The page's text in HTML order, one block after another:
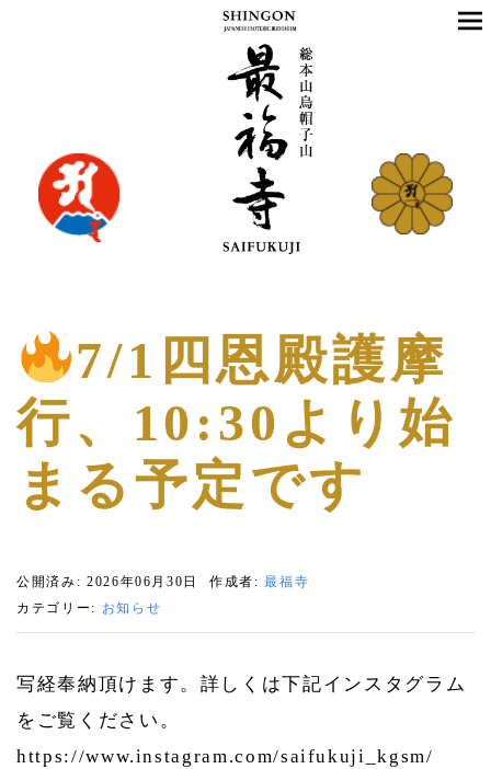
7/1四恩殿護摩
行、10:30より始
まる予定です
公開済み: 2026年06月30日 作成者:最福寺
カテゴリー: お知らせ
写経奉納頂けます。詳しくは下記インスタグラム
をご覧ください。
https://www.instagram.com/saifukuji_kgsm/